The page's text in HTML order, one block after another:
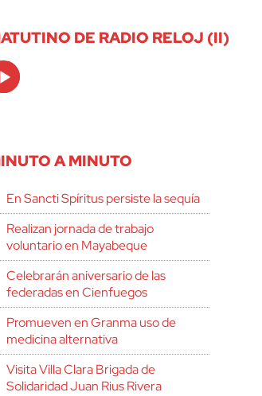
DE RADIO RELOJ (II)
A MINUTO
En Sancti Spíritus persiste la sequía
Realizan jornada de trabajo
voluntario en Mayabeque
Celebrarán aniversario de las
federadas en Cienfuegos
Promueven en Granma uso de
medicina alternativa
Visita Villa Clara Brigada de
Solidaridad Juan Rius Rivera